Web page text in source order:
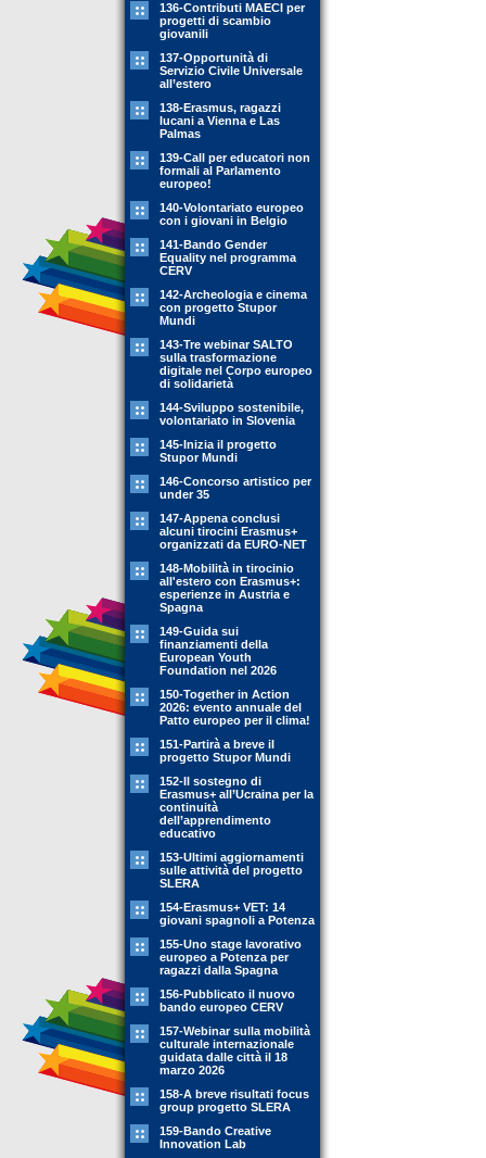
136-Contributi MAECI per
progetti di scambio
giovanili
137-Opportunità di
Servizio Civile Universale
all’estero
138-Erasmus, ragazzi
lucani a Vienna e Las
Palmas
139-Call per educatori non
formali al Parlamento
europeo!
140-Volontariato europeo
con i giovani in Belgio
141-Bando Gender
Equality nel programma
CERV
142-Archeologia e cinema
con progetto Stupor
Mundi
143-Tre webinar SALTO
sulla trasformazione
digitale nel Corpo europeo
di solidarietà
144-Sviluppo sostenibile,
volontariato in Slovenia
145-Inizia il progetto
Stupor Mundi
146-Concorso artistico per
under 35
147-Appena conclusi
alcuni tirocini Erasmus+
organizzati da EURO-NET
148-Mobilità in tirocinio
all'estero con Erasmus+:
esperienze in Austria e
Spagna
149-Guida sui
finanziamenti della
European Youth
Foundation nel 2026
150-Together in Action
2026: evento annuale del
Patto europeo per il clima!
151-Partirà a breve il
progetto Stupor Mundi
152-Il sostegno di
Erasmus+ all’Ucraina per la
continuità
dell’apprendimento
educativo
153-Ultimi aggiornamenti
sulle attività del progetto
SLERA
154-Erasmus+ VET: 14
giovani spagnoli a Potenza
155-Uno stage lavorativo
europeo a Potenza per
ragazzi dalla Spagna
156-Pubblicato il nuovo
bando europeo CERV
157-Webinar sulla mobilità
culturale internazionale
guidata dalle città il 18
marzo 2026
158-A breve risultati focus
group progetto SLERA
159-Bando Creative
Innovation Lab